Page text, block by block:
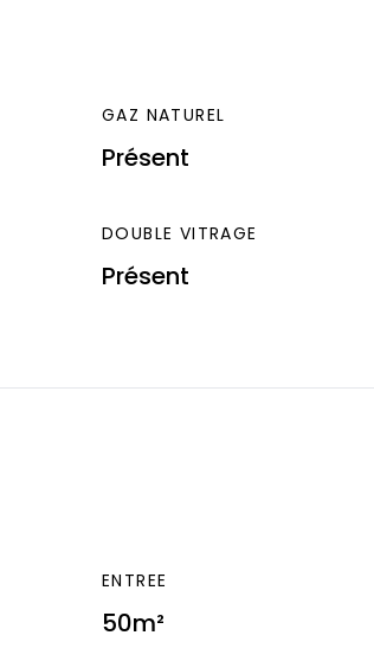
GAZ NATUREL
Présent
DOUBLE VITRAGE
Présent
ENTREE
50m²